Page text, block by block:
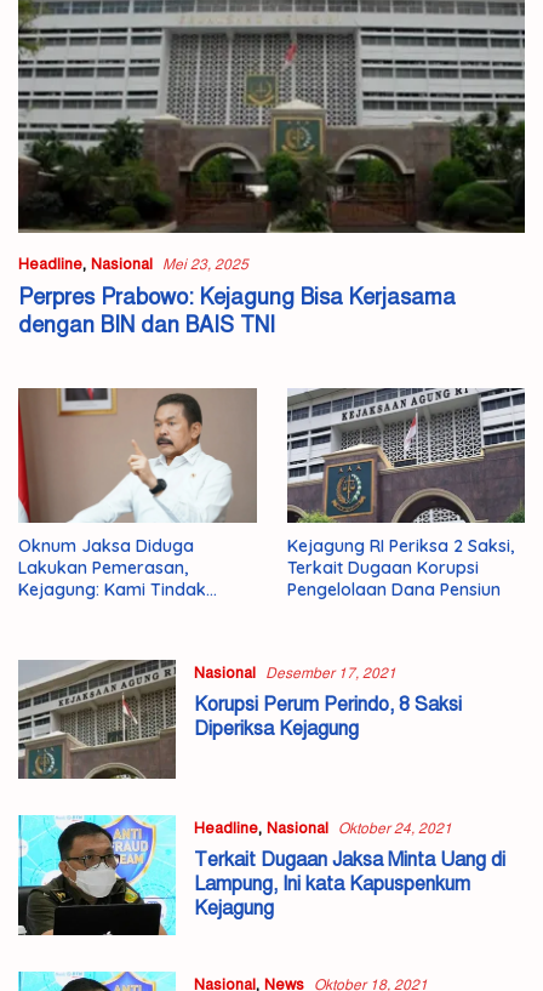
Headline, Nasional Mei 23, 2025
Perpres Prabowo: Kejagung Bisa Kerjasama
dengan BIN dan BAIS TNI
Oknum Jaksa Diduga
Lakukan Pemerasan,
Kejagung: Kami Tindak
Kejagung RI Periksa 2 Saksi,
Terkait Dugaan Korupsi
Pengelolaan Dana Pensiun
Nasional Desember 17, 2021
Korupsi Perum Perindo, 8 Saksi
Diperiksa Kejagung
Headline, Nasional Oktober 24, 2021
Terkait Dugaan Jaksa Minta Uang di
Lampung, Ini kata Kapuspenkum
Kejagung
Nasional, News Oktober 18, 2021